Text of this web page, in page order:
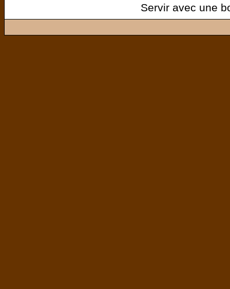
Servir avec une